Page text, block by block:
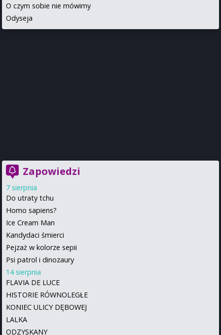
O czym sobie nie mówimy
Odyseja
Zapowiedzi
7 sierpnia
Do utraty tchu
Homo sapiens?
Ice Cream Man
Kandydaci śmierci
Pejzaż w kolorze sepii
Psi patrol i dinozaury
14 sierpnia
FLAVIA DE LUCE
HISTORIE RÓWNOLEGŁE
KONIEC ULICY DĘBOWEJ
LALKA
ODZYSKANY